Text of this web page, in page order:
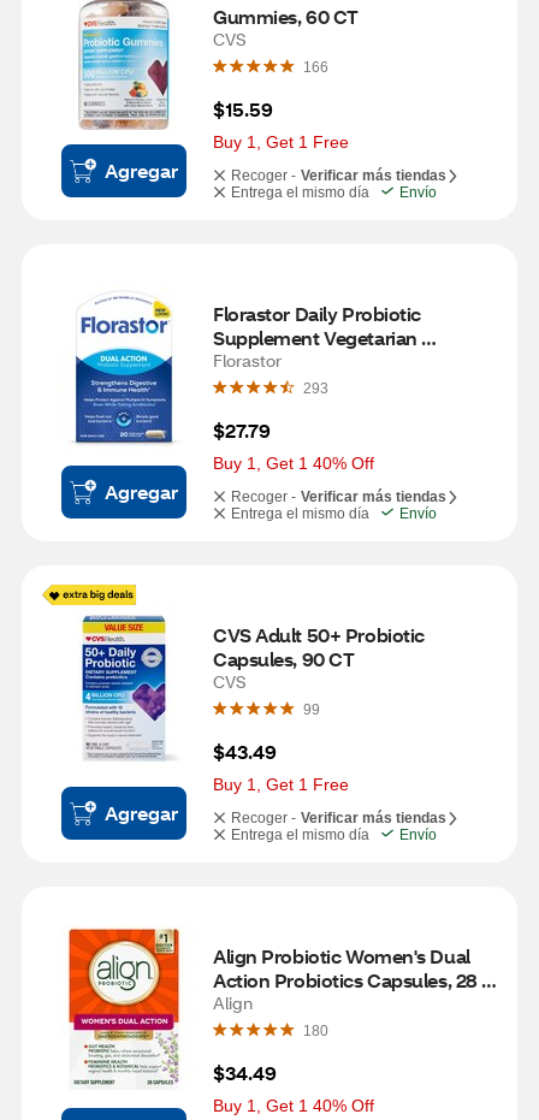
Agregar
Gummies, 60 CT
CVS
166
$15.59
Buy 1, Get 1 Free
Recoger - Verificar más tiendas
Entrega el mismo día
Envío
Agregar
Florastor Daily Probiotic
Supplement Vegetarian
Capsules, 20 CT
Florastor
293
$27.79
Buy 1, Get 1 40% Off
Recoger - Verificar más tiendas
Entrega el mismo día
Envío
Agregar
CVS Adult 50+ Probiotic
Capsules, 90 CT
CVS
99
$43.49
Buy 1, Get 1 Free
Recoger - Verificar más tiendas
Entrega el mismo día
Envío
Align Probiotic Women's Dual
Action Probiotics Capsules, 28
CT
Align
180
$34.49
Buy 1, Get 1 40% Off